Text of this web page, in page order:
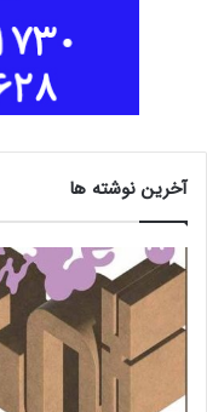
آخرین نوشته ها